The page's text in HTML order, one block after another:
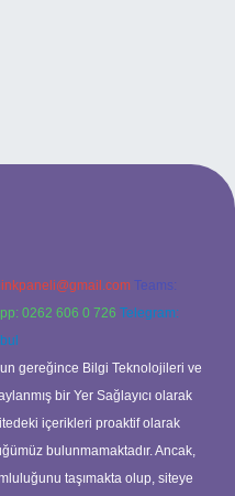
Teams:
0262 606 0 726 Telegram:
gereğince Bilgi Teknolojileri ve
bir Yer Sağlayıcı olarak
içerikleri proaktif olarak
bulunmamaktadır. Ancak,
taşımakta olup, siteye